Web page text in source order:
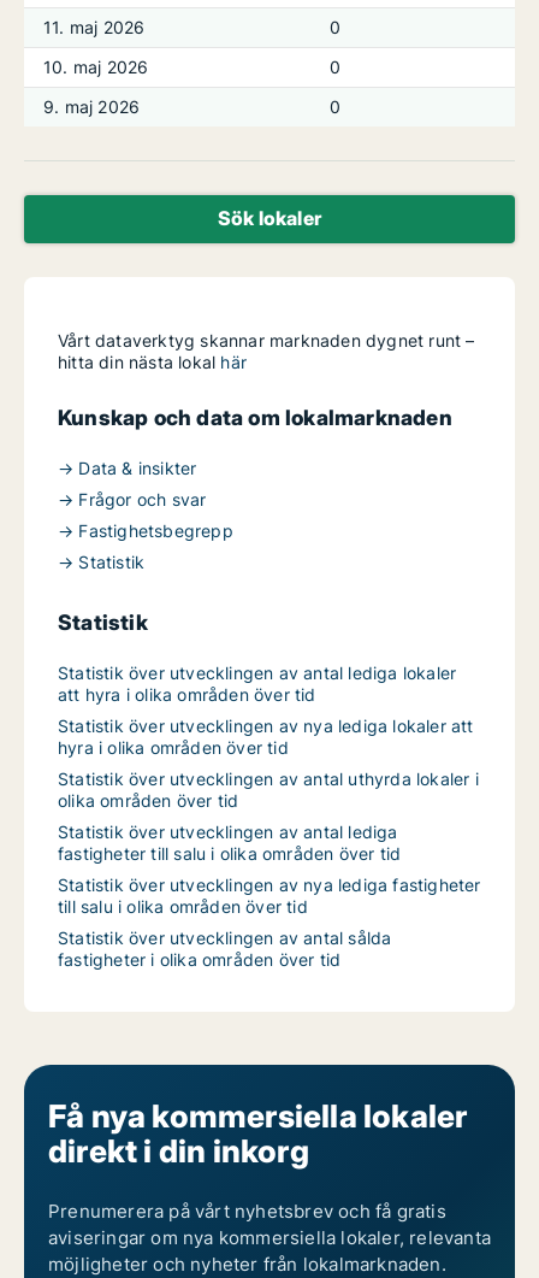
11. maj 2026
0
10. maj 2026
0
9. maj 2026
0
Sök lokaler
Vårt dataverktyg skannar marknaden dygnet runt –
hitta din nästa lokal här
Kunskap och data om lokalmarknaden
→ Data & insikter
→ Frågor och svar
→ Fastighetsbegrepp
→ Statistik
Statistik
Statistik över utvecklingen av antal lediga lokaler
att hyra i olika områden över tid
Statistik över utvecklingen av nya lediga lokaler att
hyra i olika områden över tid
Statistik över utvecklingen av antal uthyrda lokaler i
olika områden över tid
Statistik över utvecklingen av antal lediga
fastigheter till salu i olika områden över tid
Statistik över utvecklingen av nya lediga fastigheter
till salu i olika områden över tid
Statistik över utvecklingen av antal sålda
fastigheter i olika områden över tid
Få nya kommersiella lokaler
direkt i din inkorg
Prenumerera på vårt nyhetsbrev och få gratis
aviseringar om nya kommersiella lokaler, relevanta
möjligheter och nyheter från lokalmarknaden.